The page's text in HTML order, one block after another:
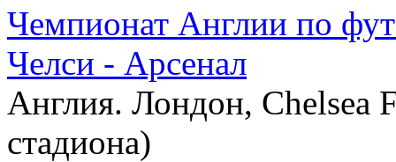
Чемпионат Англии по
Челси - Арсенал
Англия. Лондон, Chelsea
стадиона)